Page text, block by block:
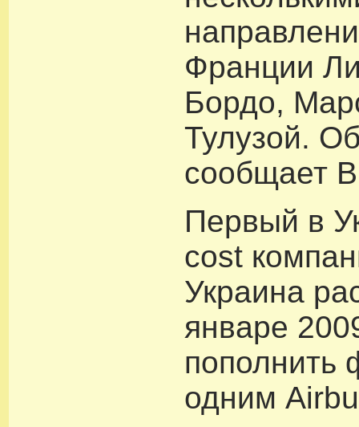
Франции
Бордо,
Тулузой.
сообщает
Первый в
cost
Украина
январе
пополнить
одним